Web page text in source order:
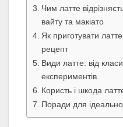
Чим латте
вайту та макіато
Як приготувати
рецепт
Види латте: від
експериментів
Користь і шкода
Поради для